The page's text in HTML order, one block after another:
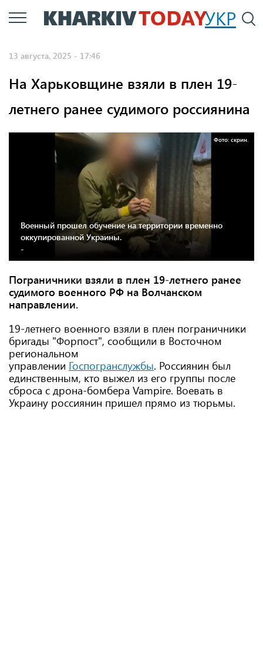
Перейти
к
УКР
13 августа, 2025 - 17:46
На Харьковщине взяли в плен 19-
летнего ранее судимого россиянина
Фото: скрин.
Военный прошел обучение на территории временно
оккупированной Украины.
-
Пограничники взяли в плен 19-летнего ранее
судимого военного РФ на Волчанском
направлении.
19-летнего военного взяли в плен пограничники
бригады "Форпост", сообщили в Восточном
региональном
управлении Госпогранслужбы. Россиянин был
единственным, кто выжел из его группы после
сброса с дрона-бомбера Vampire. Воевать в
Украину россиянин пришел прямо из тюрьмы.